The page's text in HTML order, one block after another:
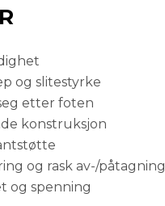
og slitestyrke
etter foten
konstruksjon
og rask av-/påtagning
og spenning